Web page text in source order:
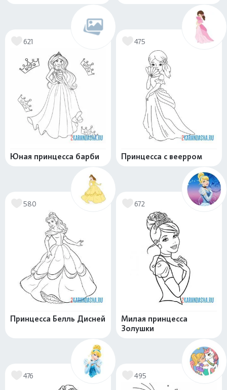
621
Юная принцесса барби
475
Принцесса с веерром
580
Принцесса Белль Дисней
672
Милая принцесса
Золушки
476 495